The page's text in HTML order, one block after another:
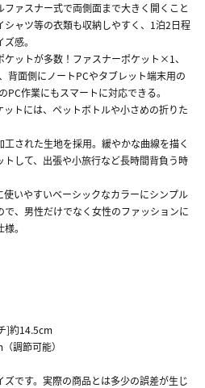
ファスナー式で両側面まで大きく開くこと
ャツ等の衣類も収納しやすく、1泊2日程
感。
ケットが多数！ファスナーポケット×1、
背面側にノートPCやタブレット端末用の
PC作業にもスマートに対応できる。
ットには、ペットボトルや小さめの折りた
工された生地を採用。緩やかな曲線を描く
して、出張や小旅行など長時間背負う時
使いやすいベーシックなカラーにシンプル
、男性だけでなく女性のファッションに
。
]約14.5cm
調節可能）
です。実際の商品とは多少の誤差が生じ